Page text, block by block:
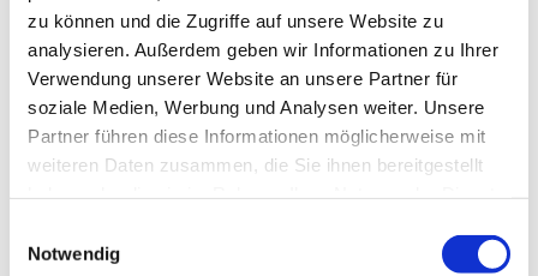
zu können und die Zugriffe auf unsere Website zu
analysieren. Außerdem geben wir Informationen zu Ihrer
Verwendung unserer Website an unsere Partner für
soziale Medien, Werbung und Analysen weiter. Unsere
Partner führen diese Informationen möglicherweise mit
weiteren Daten zusammen, die Sie ihnen bereitgestellt
Notwendig
Wir erarbeiten mit Ihnen die zukünftige Strategie für Ihr
Unternehmen.
Hier geht es um nichts Geringeres als um die Festlegung der
zukünftigen Schlüsselkonzepte und somit um die
Überlebensfähigkeit Ihres Unternehmens.
Unsere Beratung hilft Ihnen, die Zukunft Ihres Unternehmens